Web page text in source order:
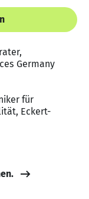
Germany
für
Eckert-